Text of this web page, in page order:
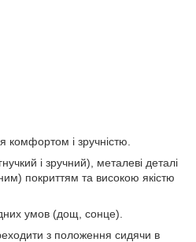
комфортом і зручністю.
і зручний), металеві деталі
покриттям та високою якістю
умов (дощ, сонце).
з положення сидячи в